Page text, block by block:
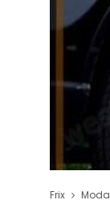
Frix Moda